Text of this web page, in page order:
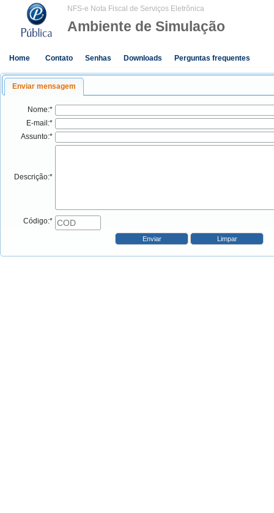
NFS-e Nota Fiscal de Serviços Eletrônica
Ambiente de Simulação
Home Contato Senhas Downloads Perguntas frequentes
Enviar mensagem
Nome:*
E-mail:*
Assunto:*
Descrição:*
Código:*